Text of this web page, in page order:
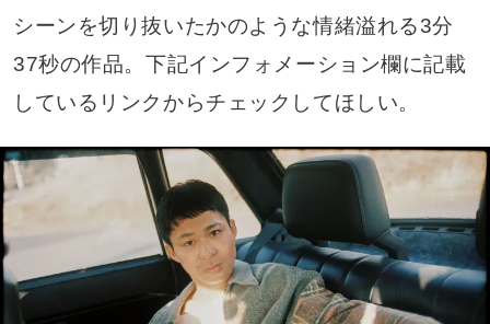
シーンを切り抜いたかのような情緒溢れる3分
37秒の作品。下記インフォメーション欄に記載
しているリンクからチェックしてほしい。